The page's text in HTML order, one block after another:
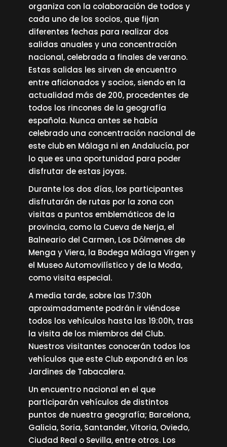
organiza con la colaboración de todos y
cada uno de los socios, que fijan
diferentes fechas para realizar dos
salidas anuales y una concentración
nacional, celebrada a finales de verano.
Estas salidas les sirven de encuentro
entre aficionados y socios, siendo en la
actualidad más de 200, procedentes de
todos los rincones de la geografía
española. Nunca antes se había
celebrado una concentración nacional de
este club en Málaga ni en Andalucía, por
lo que es una oportunidad para poder
disfrutar de estas joyas.
Durante los dos días, los participantes
disfrutarán de rutas por la zona con
visitas a puntos emblemáticos de la
provincia, como la Cueva de Nerja, el
Balneario del Carmen, Los Dólmenes de
Menga y Viera, la Bodega Málaga Virgen y
el Museo Automovilístico y de la Moda,
como visita especial.
A media tarde, sobre las 17:30h
aproximadamente podrán ir viéndose
todos los vehículos hasta las 19:00h, tras
la visita de los miembros del Club.
Nuestros visitantes conocerán todos los
vehículos que este Club expondrá en los
Jardines de Tabacalera.
Un encuentro nacional en el que
participarán vehículos de distintos
puntos de nuestra geografía; Barcelona,
Galicia, Soria, Santander, Vitoria, Oviedo,
Ciudad Real o Sevilla, entre otros. Los